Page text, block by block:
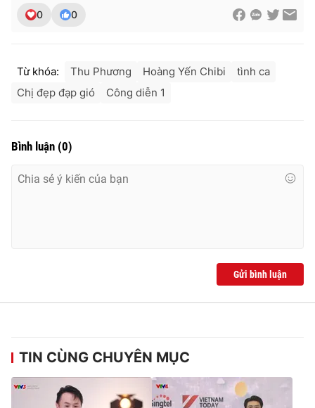
0 0
Từ khóa: Thu Phương Hoàng Yến Chibi
tình ca
Chị đẹp đạp gió
Công diễn 1
Bình luận (0)
Gửi bình luận
TIN CÙNG CHUYÊN MỤC